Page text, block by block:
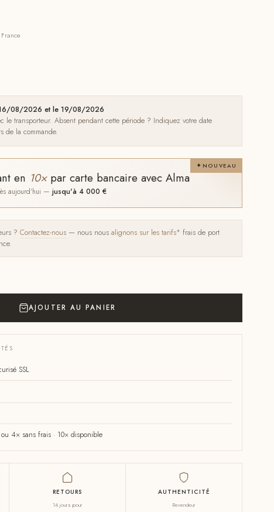
16/08/2026 et le 19/08/2026
le transporteur. Absent pendant cette période ? Indiquez votre date
de la commande.
NOUVEAU
en 10×par carte bancaire avec Alma
aujourd'hui — jusqu'à 4 000 €
? Contactez-nous — nous nous alignons sur les tarifs* frais de port
AJOUTER AU PANIER
SSL
4× sans frais · 10× disponible
RETOURS
14 jours pour
AUTHENTICITÉ
Revendeur